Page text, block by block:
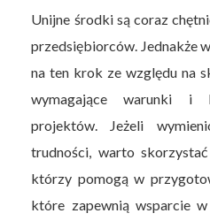
Unijne środki są coraz
przedsiębiorców. Jednakże
na ten krok ze względu na
wymagające warunki i
projektów. Jeżeli
trudności, warto
którzy pomogą w
które zapewnią wsparcie